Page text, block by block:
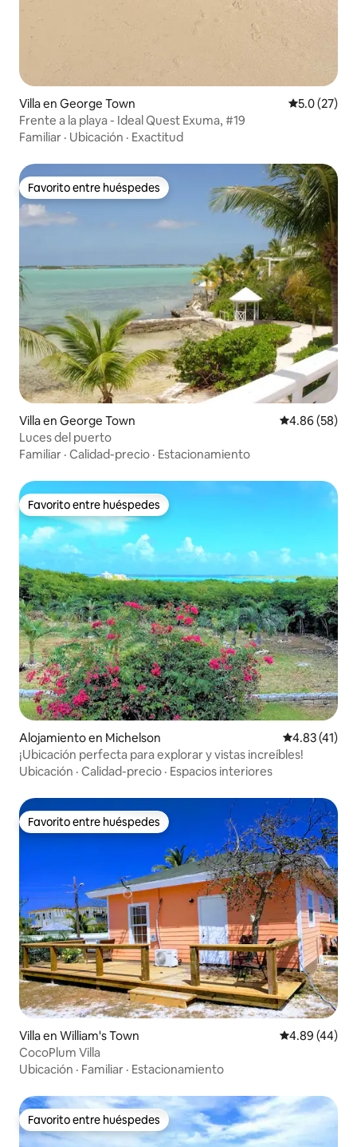
Villa en George Town Calificación
5.0 (27)
Frente a la playa - Ideal Quest Exuma, #19
Familiar · Ubicación · Exactitud
Favorito entre huéspedes
Favorito entre huéspedes
Villa en George Town Calificación
4.86 (58)
Luces del puerto
Familiar · Calidad-precio · Estacionamiento
Favorito entre huéspedes
Favorito entre huéspedes
Alojamiento en Michelson Calificación
4.83 (41)
¡Ubicación perfecta para explorar y vistas increíbles!
Ubicación · Calidad-precio · Espacios interiores
Favorito entre huéspedes
Favorito entre huéspedes
Villa en William's Town Calificación
4.89 (44)
CocoPlum Villa
Ubicación · Familiar · Estacionamiento
Favorito entre huéspedes
Favorito entre huéspedes